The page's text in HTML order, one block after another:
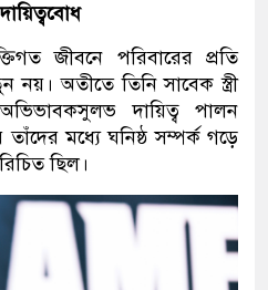
জীবনে পরিবারের প্রতি
নয়। অতীতে তিনি সাবেক স্ত্রী
দায়িত্ব পালন
মধ্যে ঘনিষ্ঠ সম্পর্ক গড়ে
ছিল।